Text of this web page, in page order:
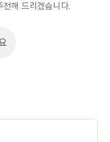
해 드리겠습니다.